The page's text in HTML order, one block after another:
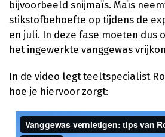
bijvoorbeeld snijmaïs. Maïs
stikstofbehoefte op tijdens de
en juli. In deze fase moeten dus
het ingewerkte vanggewas
In de video legt teeltspecialist
hoe je hiervoor zorgt: